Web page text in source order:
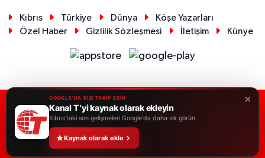
Kıbrıs Türkiye Dünya
Köşe Yazarları
Özel Haber
Gizlilik Sözleşmesi İletişim Künye
RSS Copyright © 2026. Her hakkı saklıdır.
Haber Yazılımı:
×
GOOGLE'DA BİZİ TAKİP EDİN
Kanal T 'yi kaynak olarak ekleyin
Kıbrıs'taki son gelişmeleri Google'da daha sık görün.
Kaynak olarak ekle